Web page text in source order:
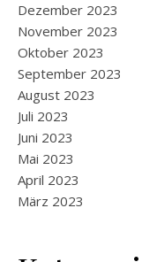
Dezember 2023
November 2023
Oktober 2023
September 2023
August 2023
Juli 2023
Juni 2023
Mai 2023
April 2023
März 2023